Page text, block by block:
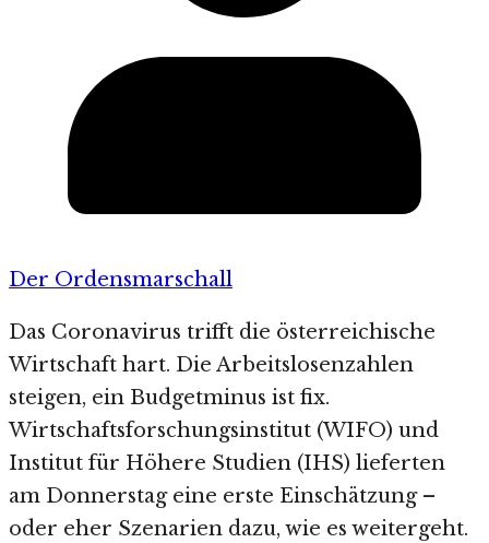
Der Ordensmarschall
Das Coronavirus trifft die österreichische
Wirtschaft hart. Die Arbeitslosenzahlen
steigen, ein Budgetminus ist fix.
Wirtschaftsforschungsinstitut (WIFO) und
Institut für Höhere Studien (IHS) lieferten
am Donnerstag eine erste Einschätzung –
oder eher Szenarien dazu, wie es weitergeht.